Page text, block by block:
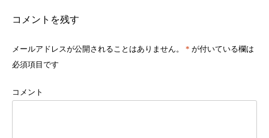
コメントを残す
メールアドレスが公開されることはありません。 * が付いている欄は
必須項目です
コメント